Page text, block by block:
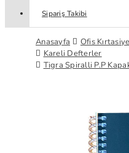
Sipariş Takibi
Anasayfa Ofis Kırtasiye
Kareli Defterler
Tigra Spiralli P.P